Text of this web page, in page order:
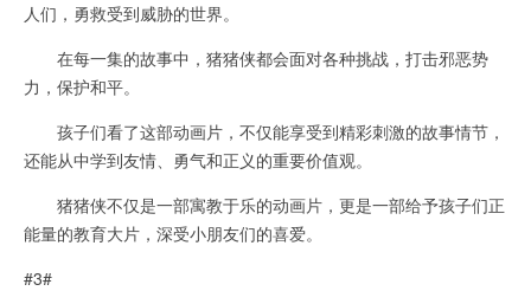
人们，勇救受到威胁的世界。
在每一集的故事中，猪猪侠都会面对各种挑战，打击邪恶势
力，保护和平。
孩子们看了这部动画片，不仅能享受到精彩刺激的故事情节，
还能从中学到友情、勇气和正义的重要价值观。
猪猪侠不仅是一部寓教于乐的动画片，更是一部给予孩子们正
能量的教育大片，深受小朋友们的喜爱。
#3#